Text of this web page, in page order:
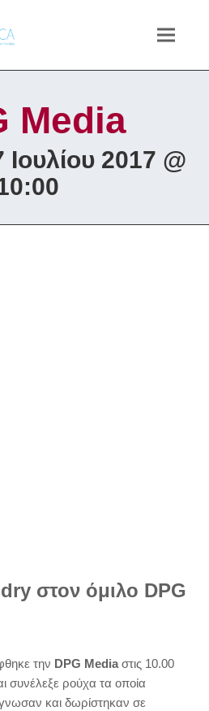
Media
2017 @
στον όμιλο DPG
την DPG Media στις 10.00
συνέλεξε ρούχα τα οποία
και δωρίστηκαν σε